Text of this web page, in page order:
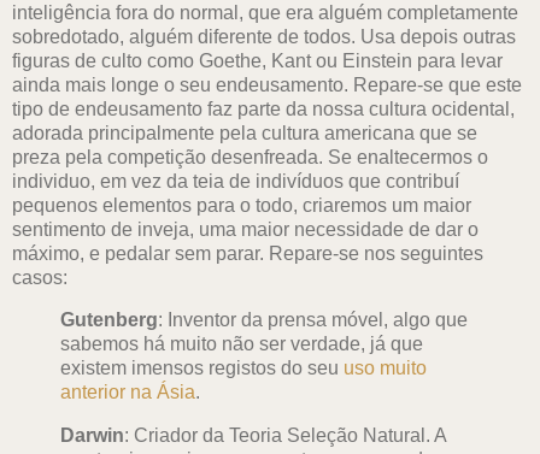
inteligência fora do normal, que era alguém completamente
sobredotado, alguém diferente de todos. Usa depois outras
figuras de culto como Goethe, Kant ou Einstein para levar
ainda mais longe o seu endeusamento. Repare-se que este
tipo de endeusamento faz parte da nossa cultura ocidental,
adorada principalmente pela cultura americana que se
preza pela competição desenfreada. Se enaltecermos o
individuo, em vez da teia de indivíduos que contribuí
pequenos elementos para o todo, criaremos um maior
sentimento de inveja, uma maior necessidade de dar o
máximo, e pedalar sem parar. Repare-se nos seguintes
casos:
Gutenberg: Inventor da prensa móvel, algo que
sabemos há muito não ser verdade, já que
existem imensos registos do seu uso muito
anterior na Ásia.
Darwin: Criador da Teoria Seleção Natural. A